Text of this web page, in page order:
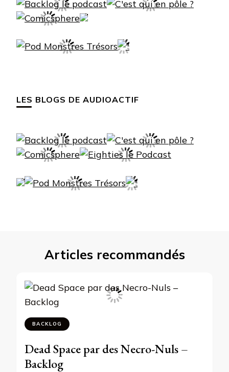
LES BLOGS DE AUDIOACTIF
Articles recommandés
BACKLOG
Dead Space par des Necro-Nuls –
Backlog